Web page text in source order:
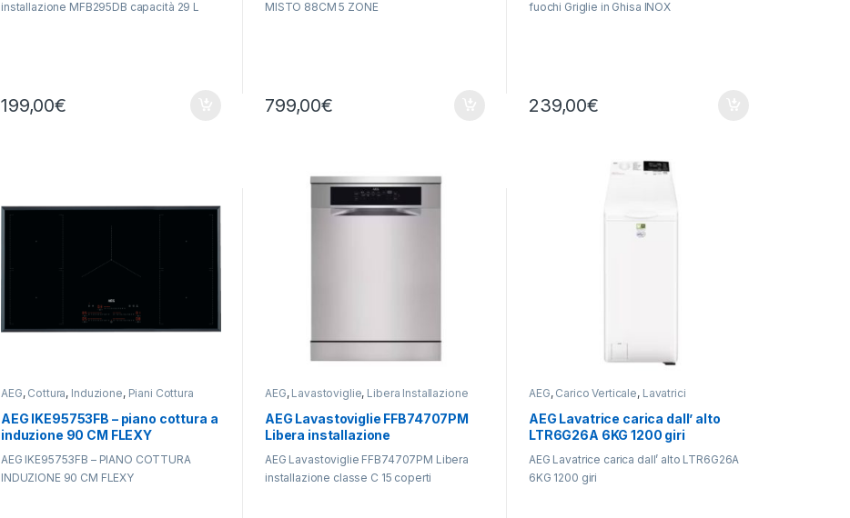
installazione MFB295DB capacità 29 L
199,00€
MISTO 88CM 5 ZONE
799,00€
fuochi Griglie in Ghisa INOX
239,00€
AEG, Cottura, Induzione, Piani Cottura
AEG IKE95753FB – piano cottura a
induzione 90 CM FLEXY
AEG IKE95753FB – PIANO COTTURA
INDUZIONE 90 CM FLEXY
AEG, Lavastoviglie, Libera Installazione
AEG Lavastoviglie FFB74707PM
Libera installazione
AEG Lavastoviglie FFB74707PM Libera
installazione classe C 15 coperti
AEG, Carico Verticale, Lavatrici
AEG Lavatrice carica dall’ alto
LTR6G26A 6KG 1200 giri
AEG Lavatrice carica dall’ alto LTR6G26A
6KG 1200 giri